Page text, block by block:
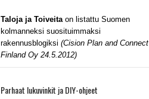
Taloja ja Toiveitaon listattu Suomen
kolmanneksi suosituimmaksi
rakennusblogiksi (Cision Plan and Connect
Finland Oy 24.5.2012)
Parhaat lukuvinkit ja DIY-ohjeet